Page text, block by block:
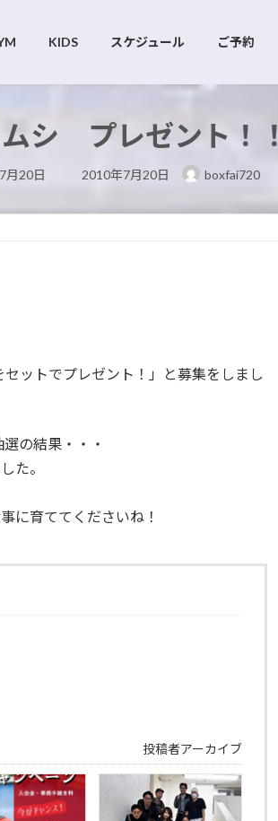
KIDS スケジュール ご予約
シ プレゼント！！
月20日
最
終
日
2010年7月20日 boxfai720
ットでプレゼント！」と募集をしまし
の結果・・・
た。
に育ててくださいね！
投稿者アーカイブ